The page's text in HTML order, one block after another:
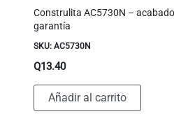
Construlita AC5730N –
garantía
SKU: AC5730N
Q13.40
Añadir al carrito